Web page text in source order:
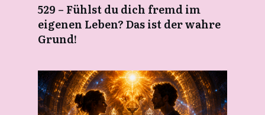
529 – Fühlst du dich fremd im
eigenen Leben? Das ist der wahre
Grund!